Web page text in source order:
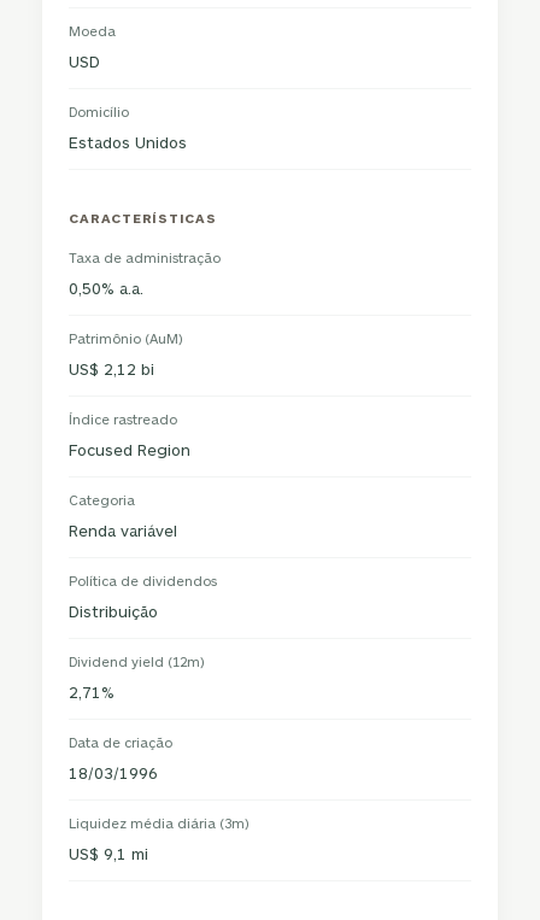
Moeda
USD
Domicílio
Estados Unidos
CARACTERÍSTICAS
Taxa de administração
0,50% a.a.
Patrimônio (AuM)
US$ 2,12 bi
Índice rastreado
Focused Region
Categoria
Renda variável
Política de dividendos
Distribuição
Dividend yield (12m)
2,71%
Data de criação
18/03/1996
Liquidez média diária (3m)
US$ 9,1 mi